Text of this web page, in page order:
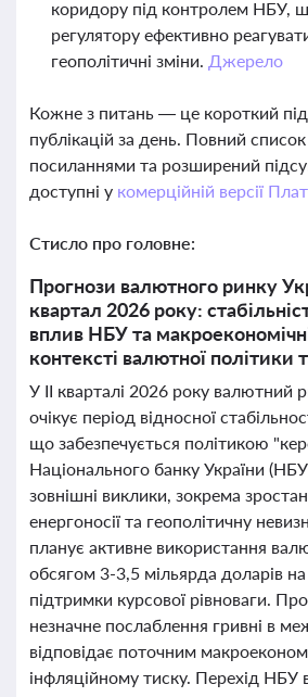
коридору під контролем НБУ,
регулятору ефективно
геополітичні зміни. Джерело
Кожне з питань — це короткий
публікацій за день. Повний
посиланнями та розширений
доступні у комерційній версії
Стисло про головне:
Прогнози валютного ринку
квартал 2026 року:
вплив НБУ та
контексті валютної політики
У II кварталі 2026 року валютний
очікує період відносної
що забезпечується політикою
Національного банку України
зовнішні виклики, зокрема
енергоносії та геополітичну
планує активне використання
обсягом 3-3,5 мільярда доларів
підтримки курсової рівноваги.
незначне послаблення гривні в
відповідає поточним
інфляційному тиску. Перехід НБУ